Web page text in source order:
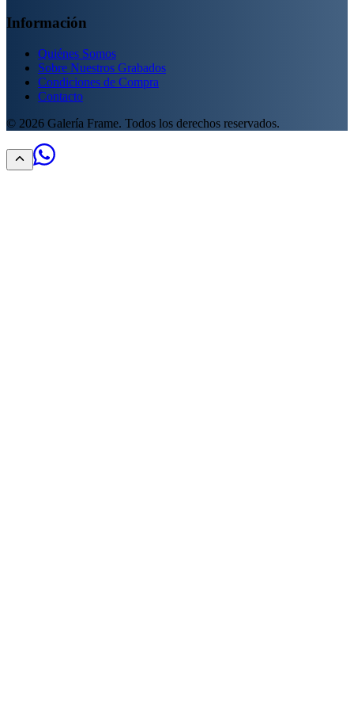
Información
Quiénes Somos
Sobre Nuestros Grabados
Condiciones de Compra
Contacto
© 2026 Galería Frame. Todos los derechos reservados.